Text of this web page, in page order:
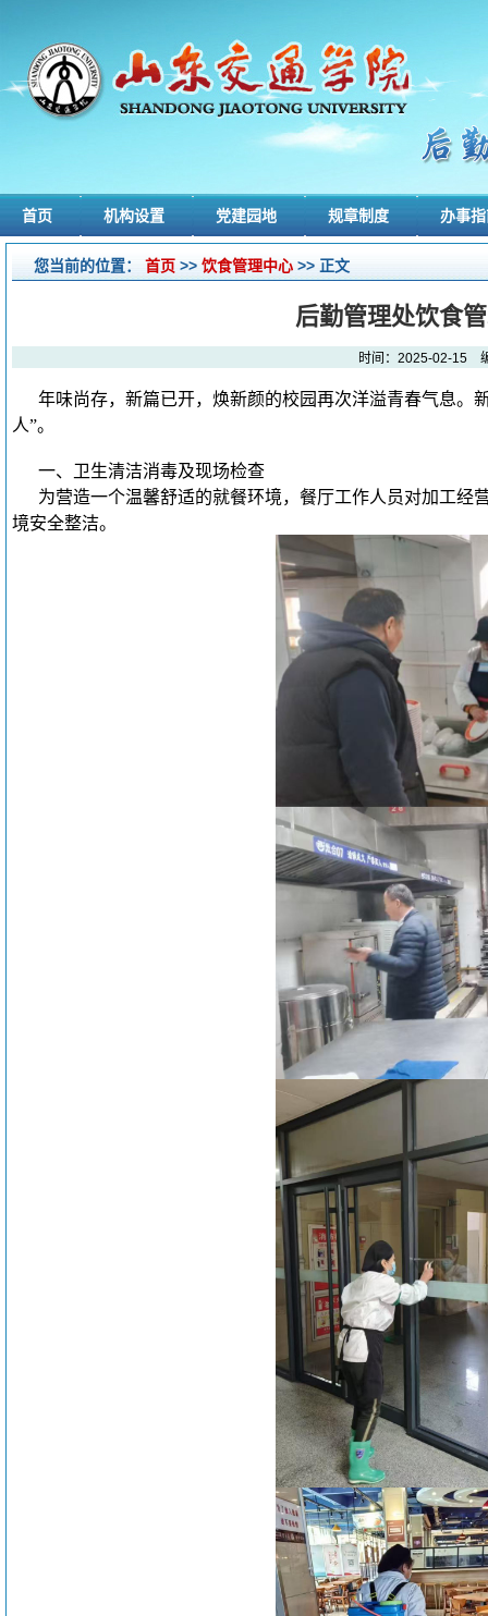
首页 机构设置 党建园地 规章制度 办事
您当前的位置： 首页 >> 饮食管理中心 >> 正文
后勤管理处饮食
时间：2025-02-15
年味尚存，新篇已开，焕新颜的校园再次洋溢青春气息。
人”。
一、卫生清洁消毒及现场检查
为营造一个温馨舒适的就餐环境，餐厅工作人员对加工经
境安全整洁。